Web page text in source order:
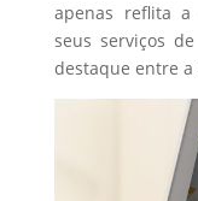
apenas reflita a
seus serviços de
destaque entre a